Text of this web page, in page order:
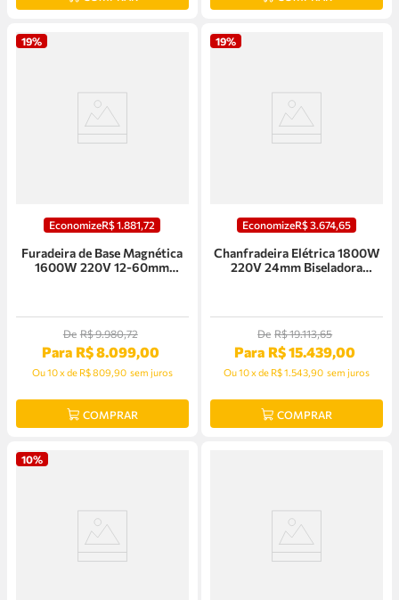
19%
EconomizeR$1.881,72
Furadeira de Base Magnética
1600W 220V 12-60mm
De R$9.980,72
Para R$8.099,00
Ou10xde R$ 809,90 sem juros
COMPRAR
19%
EconomizeR$3.674,65
Chanfradeira Elétrica 1800W
220V 24mm Biseladora
De R$19.113,65
Para R$15.439,00
Ou10xde R$ 1.543,90 sem juros
COMPRAR
10%